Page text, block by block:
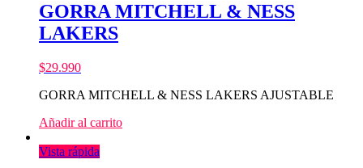
GORRA MITCHELL & NESS
LAKERS
$29.990
GORRA MITCHELL & NESS LAKERS AJUSTABLE
Añadir al carrito
Vista rápida